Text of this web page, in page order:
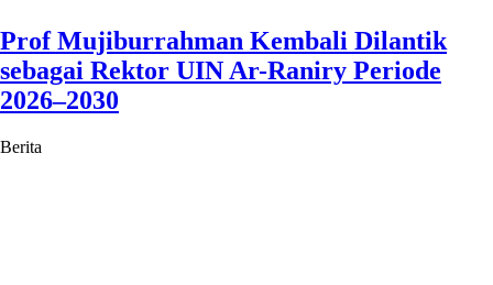
Prof Mujiburrahman Kembali Dilantik
sebagai Rektor UIN Ar-Raniry Periode
2026–2030
Berita